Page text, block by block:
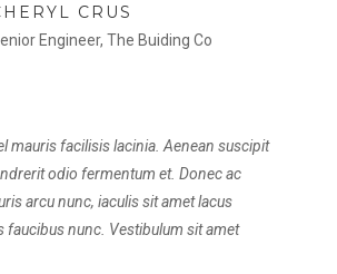
CRUS
Engineer, The Buiding Co
mauris facilisis lacinia. Aenean suscipit
odio fermentum et. Donec ac
arcu nunc, iaculis sit amet lacus
faucibus nunc. Vestibulum sit amet